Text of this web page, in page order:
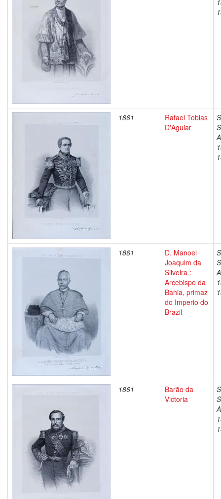
1861
Rafael Tobias
D'Aguiar
1861
D. Manoel
Joaquim da
Silveira :
Arcebispo da
Bahia, primaz
do Imperio do
Brazil
1861
Barão da
Victoria